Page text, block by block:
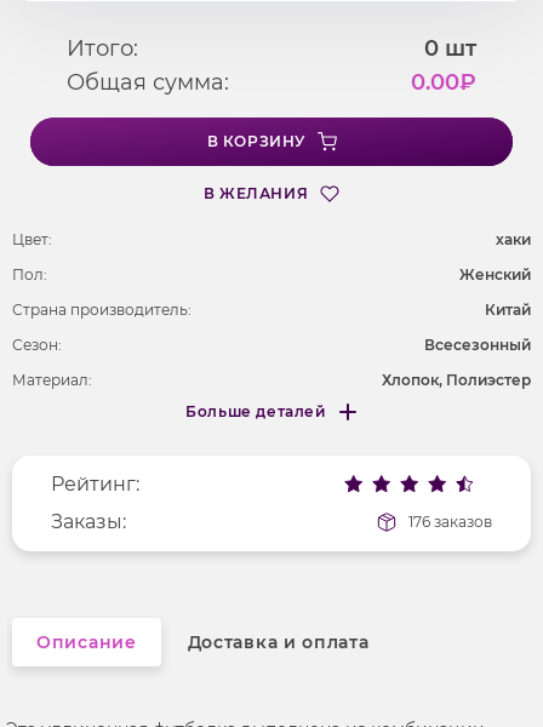
Итого: 0 шт
Общая сумма:
0.00₽
В КОРЗИНУ
В ЖЕЛАНИЯ
Цвет:
хаки
Пол:
Женский
Страна производитель:
Китай
Сезон:
Всесезонный
Материал:
Хлопок, Полиэстер
Рисунок
без рисунка
Вырез горловины
округлый
Фактура материала
гладкий
Больше деталей
Меньше деталей
Рейтинг:
Заказы:
176 заказов
Описание Доставка и оплата